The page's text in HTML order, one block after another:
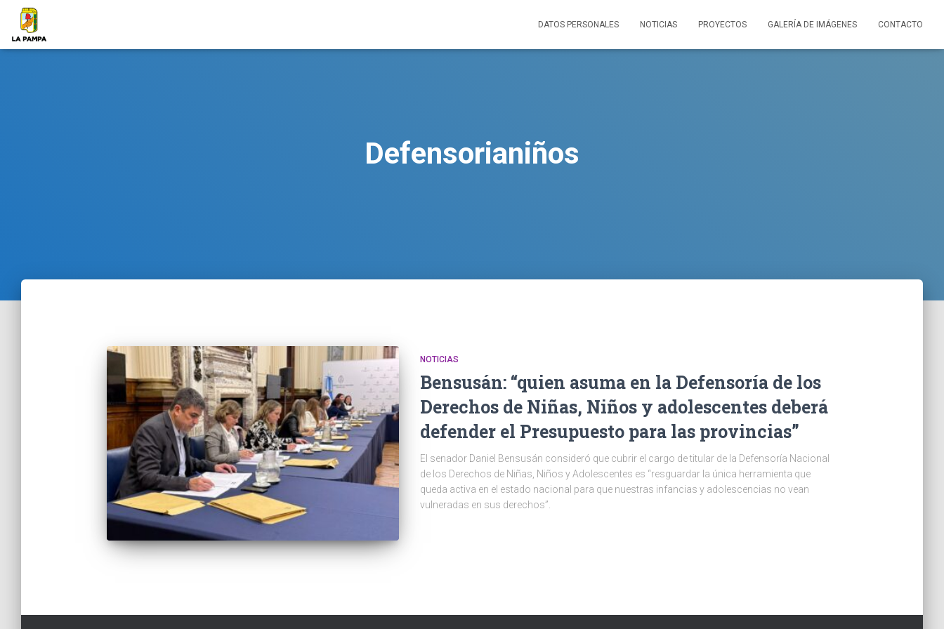
DATOS PERSONALES NOTICIAS PROYECTOS GALERÍA DE IMÁGENES CONTACTO
Defensorianiños
NOTICIAS
Bensusán: “quien asuma en la Defensoría de los
Derechos de Niñas, Niños y adolescentes deberá
defender el Presupuesto para las provincias”
El senador Daniel Bensusán consideró que cubrir el cargo de titular de la Defensoría Nacional
de los Derechos de Niñas, Niños y Adolescentes es “resguardar la única herramienta que
queda activa en el estado nacional para que nuestras infancias y adolescencias no vean
vulneradas en sus derechos”.